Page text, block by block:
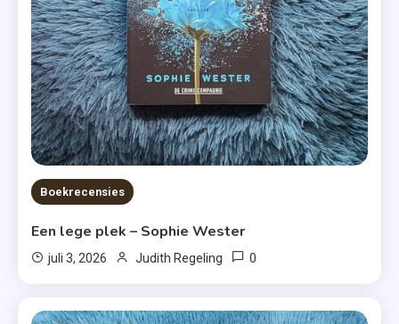
Boekrecensies
Een lege plek – Sophie Wester
juli 3, 2026 Judith Regeling 0